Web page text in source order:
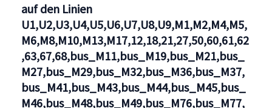
auf den Linien
U1,U2,U3,U4,U5,U6,U7,U8,U9,M1,M2,M4,M5,
M6,M8,M10,M13,M17,12,18,21,27,50,60,61,62
,63,67,68,bus_M11,bus_M19,bus_M21,bus_
M27,bus_M29,bus_M32,bus_M36,bus_M37,
bus_M41,bus_M43,bus_M44,bus_M45,bus_
M46,bus_M48,bus_M49,bus_M76,bus_M77,